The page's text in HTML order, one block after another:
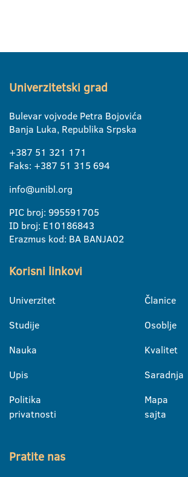
Univerzitetski grad
Bulevar vojvode Petra Bojovića
Banja Luka, Republika Srpska
+387 51 321 171
Faks: +387 51 315 694
info@unibl.org
PIC broj: 995591705
ID broj: E10186843
Erazmus kod: BA BANJA02
Korisni linkovi
Univerzitet
Studije
Nauka
Upis
Politika
privatnosti
Članice
Osoblje
Kvalitet
Saradnja
Mapa
sajta
Pratite nas